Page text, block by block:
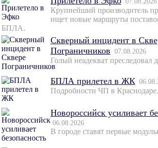
Крупнейший производитель
ищет новые маршруты
БПЛА.
Скверный инцидент в
Пограничников 07.08.2026
Голый неадекват преследовал
БПЛА прилетел в ЖК
Подробности ЧП в Краснодаре.
Новороссийск усиливает
06.08.2026
В городе ставят первые